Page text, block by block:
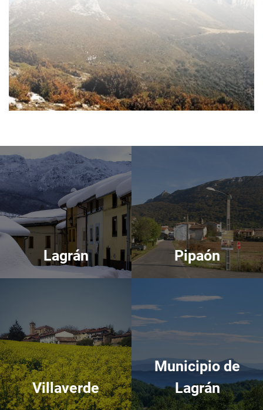
Lagrán
Lagrán
Pipaón
Pipaón
Villaverde
Municipio de
Lagrán